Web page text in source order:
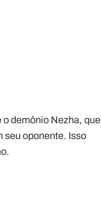
o demônio Nezha, que
seu oponente. Isso